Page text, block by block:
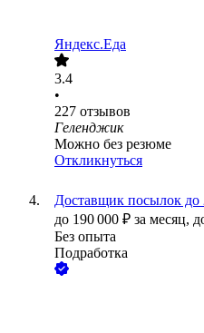
Яндекс.Еда
3.4
•
227 отзывов
Геленджик
Можно без резюме
Откликнуться
Доставщик посылок до
до 190 000 ₽ за месяц,
Без опыта
Подработка